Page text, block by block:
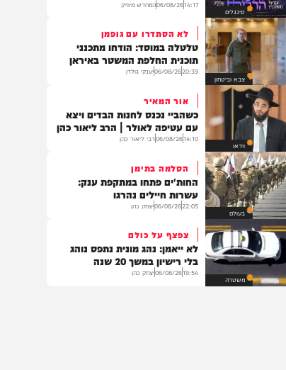
סינגלים
שרוליק ברזל ואברימי מושקוביץ
עם מקהלת מלכות בביצוע סוחף
14:17 המחדש מיוזיק
צבא וביטחון
טלטלה במוסד: הודחו מתכנני
תוכנית החלפת המשטר באיראן
20:39
06/08/26יענקי גולדן
וידאו
כשהביי נכנס לחנות הבדים ויצא
עם עטיפה לאולר | הרב ליאור כהן
14:10
06/08/26רבי ליאור כהן
בעולם
הסלמה בתימן
החות'ים פתחו במתקפת ענק:
עשרות חיילים נהרגו
22:05
06/08/26 יצחק כהן